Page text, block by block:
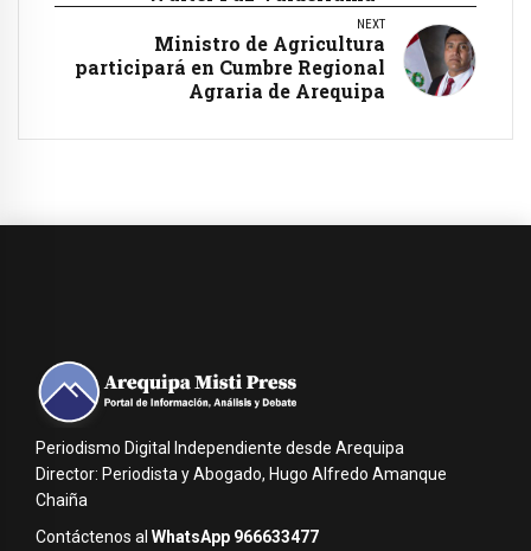
NEXT
Ministro de Agricultura
participará en Cumbre Regional
Agraria de Arequipa
Periodismo Digital Independiente desde Arequipa
Director: Periodista y Abogado, Hugo Alfredo Amanque
Chaiña
Contáctenos al WhatsApp 966633477